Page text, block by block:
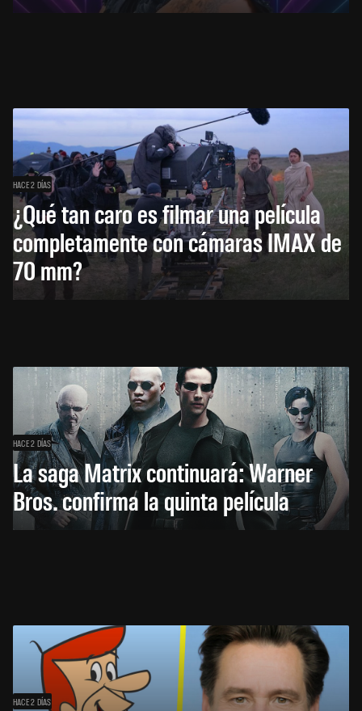
HACE 2 DÍAS
¿Qué tan caro es filmar una película
completamente con cámaras IMAX de
70 mm?
HACE 2 DÍAS
La saga Matrix continuará: Warner
Bros. confirma la quinta película
HACE 2 DÍAS